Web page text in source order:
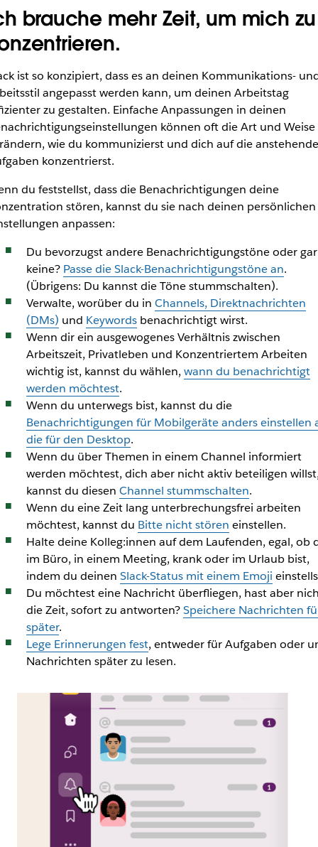
brauche mehr Zeit, um mich zu
ist so konzipiert, dass es an deinen Kommunikations-
angepasst werden kann, um deinen Arbeitstag
zu gestalten. Einfache Anpassungen in deinen
können oft die Art und Weise
wie du kommunizierst und dich auf die
konzentrierst.
du feststellst, dass die Benachrichtigungen deine
stören, kannst du sie nach deinen persönlichen
anpassen:
Du bevorzugst andere Benachrichtigungstöne oder gar
keine? Passe die Slack-Benachrichtigungstöne an.
(Übrigens: Du kannst die Töne stummschalten).
Verwalte, worüber du in Channels, Direktnachrichten
(DMs) und Keywordsbenachrichtigt wirst.
Wenn dir ein ausgewogenes Verhältnis zwischen
Arbeitszeit, Privatleben und Konzentriertem Arbeiten
wichtig ist, kannst du wählen, wann du benachrichtigt
werden möchtest.
Wenn du unterwegs bist, kannst du die
Benachrichtigungen für Mobilgeräte anders einstellen
die für den Desktop.
Wenn du über Themen in einem Channel informiert
werden möchtest, dich aber nicht aktiv beteiligen
kannst du diesen Channel stummschalten.
Wenn du eine Zeit lang unterbrechungsfrei arbeiten
möchtest, kannst du Bitte nicht stören einstellen.
Halte deine Kolleg:innen auf dem Laufenden, egal, ob
im Büro, in einem Meeting, krank oder im Urlaub bist,
indem du deinen Slack-Status mit einem Emoji
Du möchtest eine Nachricht überfliegen, hast aber
die Zeit, sofort zu antworten?Speichere Nachrichten
später.
Lege Erinnerungen fest, entweder für Aufgaben oder
Nachrichten später zu lesen.